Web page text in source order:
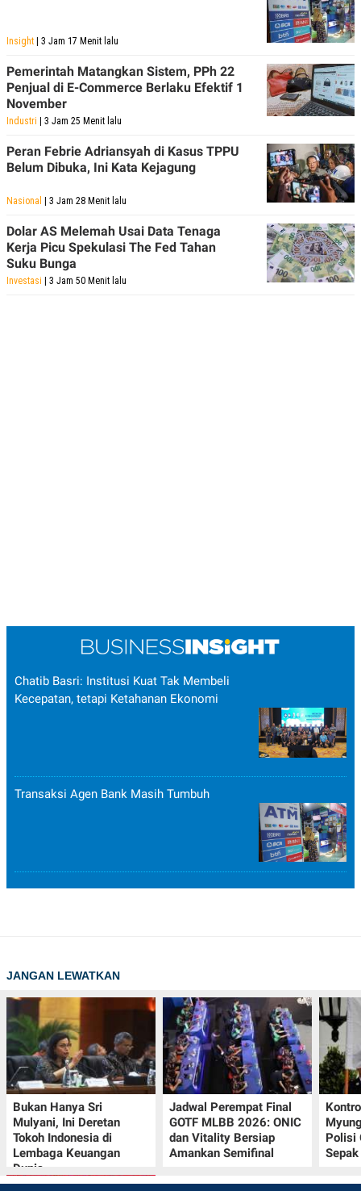
Insight | 3 Jam 17 Menit lalu
Pemerintah Matangkan Sistem, PPh 22
Penjual di E-Commerce Berlaku Efektif 1
November
Industri | 3 Jam 25 Menit lalu
Peran Febrie Adriansyah di Kasus TPPU
Belum Dibuka, Ini Kata Kejagung
Nasional | 3 Jam 28 Menit lalu
Dolar AS Melemah Usai Data Tenaga
Kerja Picu Spekulasi The Fed Tahan
Suku Bunga
Investasi | 3 Jam 50 Menit lalu
Chatib Basri: Institusi Kuat Tak Membeli
Kecepatan, tetapi Ketahanan Ekonomi
Transaksi Agen Bank Masih Tumbuh
JANGAN LEWATKAN
Bukan Hanya Sri
Mulyani, Ini Deretan
Tokoh Indonesia di
Lembaga Keuangan
Dunia
Jadwal Perempat Final
GOTF MLBB 2026: ONIC
dan Vitality Bersiap
Amankan Semifinal
Polisi